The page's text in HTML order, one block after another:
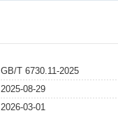
GB/T 6730.11-2025
2025-08-29
2026-03-01